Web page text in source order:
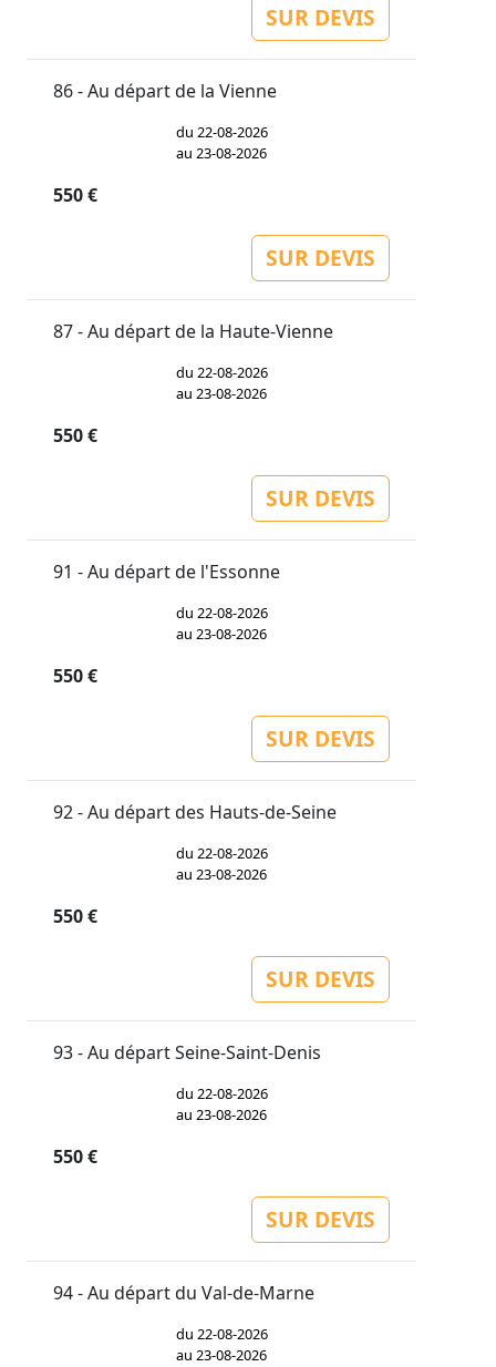
SUR DEVIS
86 - Au départ de la Vienne
du 22-08-2026
au 23-08-2026
550 €
SUR DEVIS
87 - Au départ de la Haute-Vienne
du 22-08-2026
au 23-08-2026
550 €
SUR DEVIS
91 - Au départ de l'Essonne
du 22-08-2026
au 23-08-2026
550 €
SUR DEVIS
92 - Au départ des Hauts-de-Seine
du 22-08-2026
au 23-08-2026
550 €
SUR DEVIS
93 - Au départ Seine-Saint-Denis
du 22-08-2026
au 23-08-2026
550 €
SUR DEVIS
94 - Au départ du Val-de-Marne
du 22-08-2026
au 23-08-2026